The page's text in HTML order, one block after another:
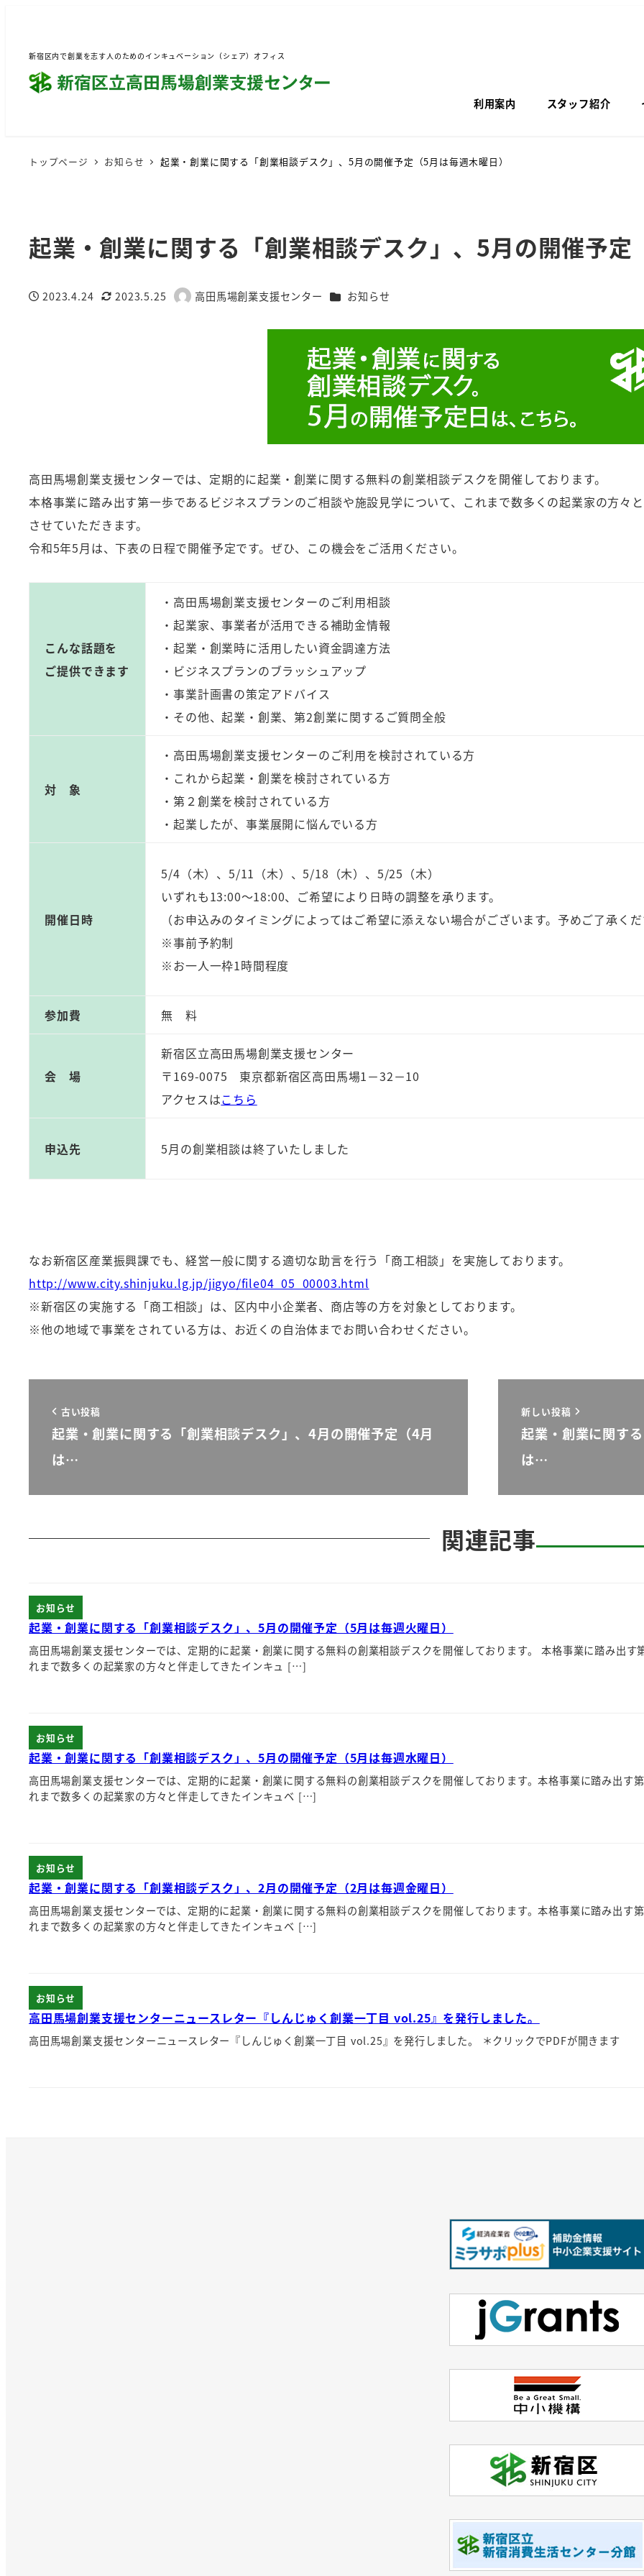
新宿区内で創業を志す人のためのインキュベーション（シェア）オフィス
利用案内 スタッフ紹介
トップページ お知らせ 起業・創業に関する「創業相談デスク」、5月の開催予定（5月は毎週木曜日）
起業・創業に関する「創業相談デスク」、5月の開催予
投稿日
2023.4.24
更新日
2023.5.25
著
高田馬場創業支援センター カテゴリー
お知らせ
高田馬場創業支援センターでは、定期的に起業・創業に関する無料の創業相談デスクを開催しております。
本格事業に踏み出す第一歩であるビジネスプランのご相談や施設見学について、これまで数多くの起業家の方々
させていただきます。
令和5年5月は、下表の日程で開催予定です。ぜひ、この機会をご活用ください。
こんな話題を
ご提供できます
・高田馬場創業支援センターのご利用相談
・起業家、事業者が活用できる補助金情報
・起業・創業時に活用したい資金調達方法
・ビジネスプランのブラッシュアップ
・事業計画書の策定アドバイス
・その他、起業・創業、第2創業に関するご質問全般
対 象
・高田馬場創業支援センターのご利用を検討されている方
・これから起業・創業を検討されている方
・第２創業を検討されている方
・起業したが、事業展開に悩んでいる方
開催日時
5/4（木）、5/11（木）、5/18（木）、5/25（木）
いずれも13:00～18:00、ご希望により日時の調整を承ります。
（お申込みのタイミングによってはご希望に添えない場合がございます。予めご了承く
※事前予約制
※お一人一枠1時間程度
参加費 無 料
会 場
新宿区立高田馬場創業支援センター
〒169-0075 東京都新宿区高田馬場1－32－10
アクセスはこちら
申込先 5月の創業相談は終了いたしました
なお新宿区産業振興課でも、経営一般に関する適切な助言を行う「商工相談」を実施しております。
http://www.city.shinjuku.lg.jp/jigyo/file04_05_00003.html
※新宿区の実施する「商工相談」は、区内中小企業者、商店等の方を対象としております。
※他の地域で事業をされている方は、お近くの自治体までお問い合わせください。
古い投稿
起業・創業に関する「創業相談デスク」、4月の開催予定（4月
は…
新しい投稿
起業・創業に関す
は…
関連記事
お知らせ
起業・創業に関する「創業相談デスク」、5月の開催予定（5月は毎週火曜日）
高田馬場創業支援センターでは、定期的に起業・創業に関する無料の創業相談デスクを開催しております。 本格事業に踏み出
れまで数多くの起業家の方々と伴走してきたインキュ […]
お知らせ
起業・創業に関する「創業相談デスク」、5月の開催予定（5月は毎週水曜日）
高田馬場創業支援センターでは、定期的に起業・創業に関する無料の創業相談デスクを開催しております。本格事業に踏み出す
れまで数多くの起業家の方々と伴走してきたインキュベ […]
お知らせ
起業・創業に関する「創業相談デスク」、2月の開催予定（2月は毎週金曜日）
高田馬場創業支援センターでは、定期的に起業・創業に関する無料の創業相談デスクを開催しております。本格事業に踏み出す
れまで数多くの起業家の方々と伴走してきたインキュベ […]
お知らせ
高田馬場創業支援センターニュースレター『しんじゅく創業一丁目 vol.25』を発行しました。
高田馬場創業支援センターニュースレター『しんじゅく創業一丁目 vol.25』を発行しました。 ＊クリックでPDFが開きます